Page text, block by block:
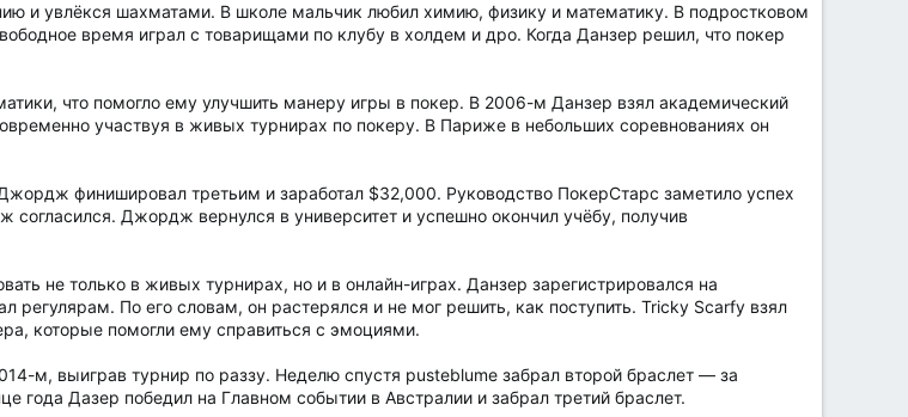
и увлёкся шахматами. В школе мальчик любил химию, физику и математику. В подростковом
время играл с товарищами по клубу в холдем и дро. Когда Данзер решил, что покер
что помогло ему улучшить манеру игры в покер. В 2006-м Данзер взял академический
участвуя в живых турнирах по покеру. В Париже в небольших соревнованиях он
финишировал третьим и заработал $32,000. Руководство ПокерСтарс заметило успех
Джордж вернулся в университет и успешно окончил учёбу, получив
не только в живых турнирах, но и в онлайн-играх. Данзер зарегистрировался на
регулярам. По его словам, он растерялся и не мог решить, как поступить. Tricky Scarfy взял
которые помогли ему справиться с эмоциями.
м, выиграв турнир по раззу. Неделю спустя pusteblume забрал второй браслет — за
года Дазер победил на Главном событии в Австралии и забрал третий браслет.